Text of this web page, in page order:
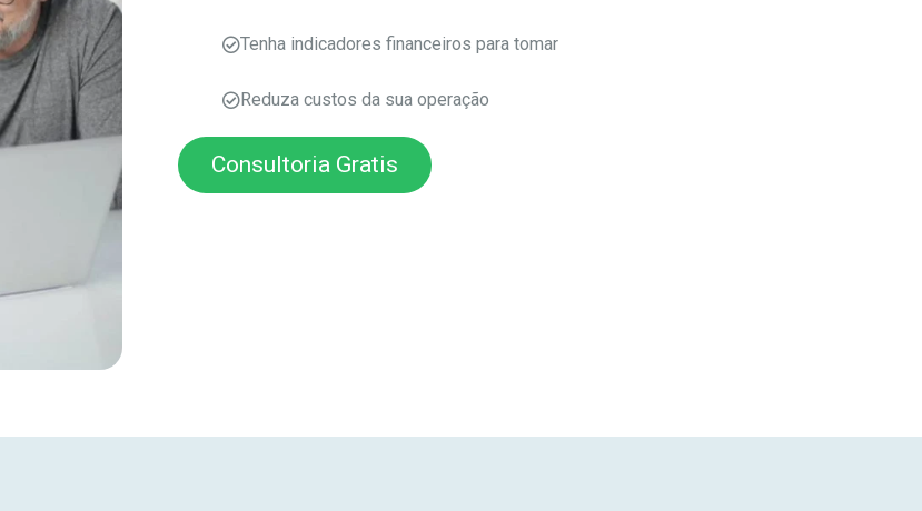
Tenha indicadores financeiros para tomar
Reduza custos da sua operação
Consultoria Gratis